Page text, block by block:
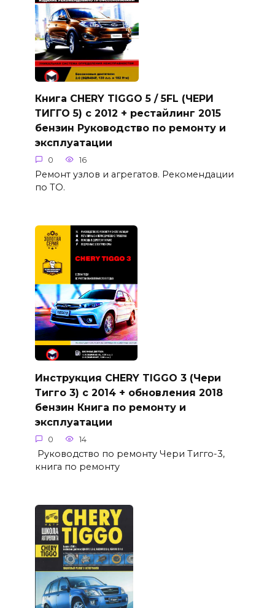
Книга CHERY TIGGO 5 / 5FL (ЧЕРИ
ТИГГО 5) с 2012 + рестайлинг 2015
бензин Руководство по ремонту и
эксплуатации
0 16
Ремонт узлов и агрегатов. Рекомендации
по ТО.
Инструкция CHERY TIGGO 3 (Чери
Тигго 3) с 2014 + обновления 2018
бензин Книга по ремонту и
эксплуатации
0 14
Руководство по ремонту Чери Тигго-3,
книга по ремонту